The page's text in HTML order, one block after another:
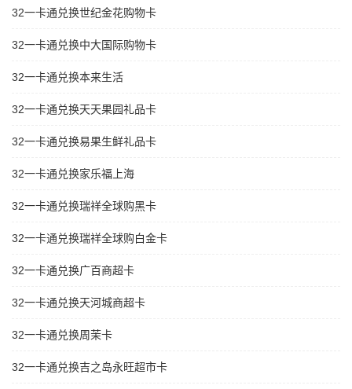
32一卡通兑换世纪金花购物卡
32一卡通兑换中大国际购物卡
32一卡通兑换本来生活
32一卡通兑换天天果园礼品卡
32一卡通兑换易果生鲜礼品卡
32一卡通兑换家乐福上海
32一卡通兑换瑞祥全球购黑卡
32一卡通兑换瑞祥全球购白金卡
32一卡通兑换广百商超卡
32一卡通兑换天河城商超卡
32一卡通兑换周茉卡
32一卡通兑换吉之岛永旺超市卡